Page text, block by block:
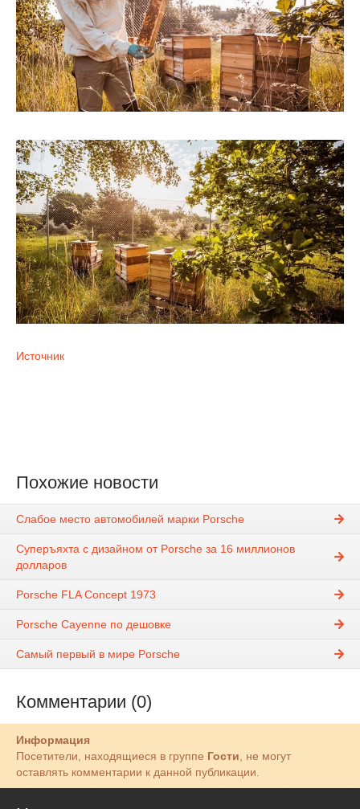
Источник
Похожие новости
Слабое место автомобилей марки Porsche
Суперъяхта с дизайном от Porsche за 16 миллионов
долларов
Porsche FLA Concept 1973
Porsche Cayenne по дешовке
Самый первый в мире Porsche
Комментарии (0)
Информация
Посетители, находящиеся в группе Гости , не могут
оставлять комментарии к данной публикации.